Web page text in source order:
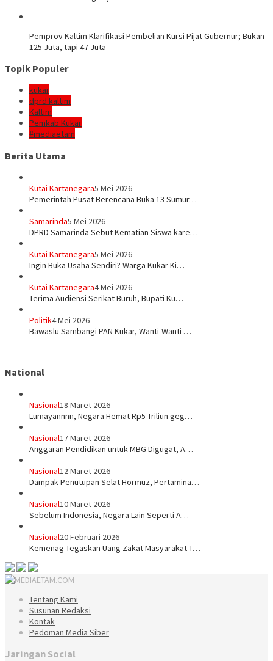
Pemprov Kaltim Klarifikasi Pembelian Kursi Pijat Gubernur; Bukan
125 Juta, tapi 47 Juta
Topik Populer
kukar
dprd kaltim
Kaltim
Pemkab Kukar
#mediaetam
Berita Utama
Kutai Kartanegara5 Mei 2026
Pemerintah Pusat Berencana Buka 13 Sumur…
Samarinda5 Mei 2026
DPRD Samarinda Sebut Kematian Siswa kare…
Kutai Kartanegara5 Mei 2026
Ingin Buka Usaha Sendiri? Warga Kukar Ki…
Kutai Kartanegara4 Mei 2026
Terima Audiensi Serikat Buruh, Bupati Ku…
Politik4 Mei 2026
Bawaslu Sambangi PAN Kukar, Wanti-Wanti …
National
Nasional18 Maret 2026
Lumayannnn, Negara Hemat Rp5 Triliun geg…
Nasional17 Maret 2026
Anggaran Pendidikan untuk MBG Digugat, A…
Nasional12 Maret 2026
Dampak Penutupan Selat Hormuz, Pertamina…
Nasional10 Maret 2026
Sebelum Indonesia, Negara Lain Seperti A…
Nasional20 Februari 2026
Kemenag Tegaskan Uang Zakat Masyarakat T…
Tentang Kami
Susunan Redaksi
Kontak
Pedoman Media Siber
Jaringan Social